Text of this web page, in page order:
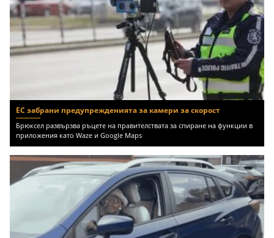
ЕС забрани предупрежденията за камери за скорост
Брюксел развързва ръцете на правителствата за спиране на функции в
приложения като Waze и Google Maps